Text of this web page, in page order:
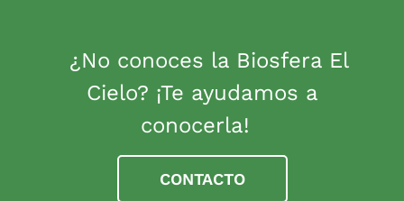
¿No conoces la Biosfera El
Cielo? ¡Te ayudamos a
conocerla!
CONTACTO